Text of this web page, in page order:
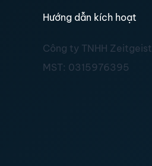
Hướng dẫn kích hoạt
Công ty TNHH Zeitgeist
MST: 0315976395